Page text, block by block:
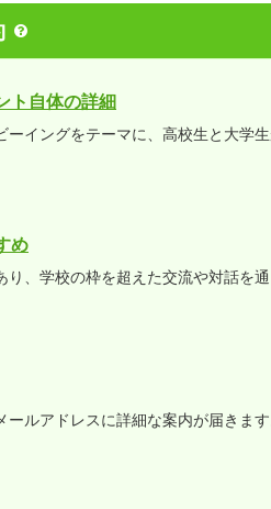
ト自体の詳細
ーイングをテーマに、高校生と大学
め
り、学校の枠を超えた交流や対話を
ールアドレスに詳細な案内が届きま